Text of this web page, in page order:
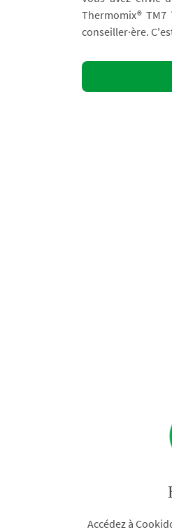
Thermomix® TM7
conseiller·ère.
Accédez à